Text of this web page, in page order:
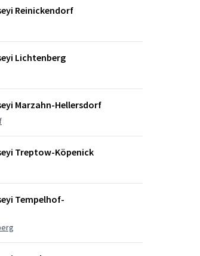
Reinickendorf
Lichtenberg
Marzahn-Hellersdorf
Treptow-Köpenick
Tempelhof-